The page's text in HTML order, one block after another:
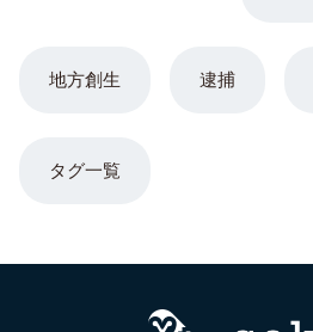
地方創生 逮捕
タグ一覧